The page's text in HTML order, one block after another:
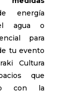
energía
agua o
para
tu evento
Cultura
que
con la